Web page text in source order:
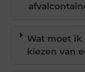
Wat moet
kiezen van